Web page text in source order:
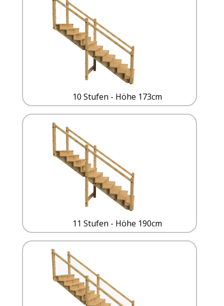
10 Stufen - Höhe 173cm
11 Stufen - Höhe 190cm